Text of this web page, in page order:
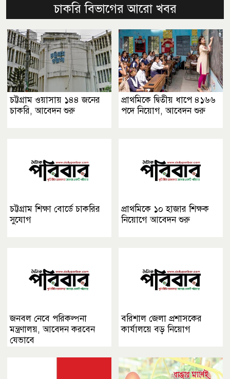
চাকরি বিভাগের আরো খবর
চট্টগ্রাম ওয়াসায় ১৪৪ জনের
চাকরি, আবেদন শুরু
প্রাথমিকে দ্বিতীয় ধাপে ৪১৬৬
পদে নিয়োগ, আবেদন শুরু
চট্টগ্রাম শিক্ষা বোর্ডে চাকরির
সুযোগ
প্রাথমিকে ১০ হাজার শিক্ষক
নিয়োগে আবেদন শুরু
জনবল নেবে পরিকল্পনা
মন্ত্রণালয়, আবেদন করবেন
যেভাবে
বরিশাল জেলা প্রশাসকের
কার্যালয়ে বড় নিয়োগ